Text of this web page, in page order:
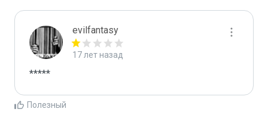
evilfantasy
17 лет назад
*****
Полезный